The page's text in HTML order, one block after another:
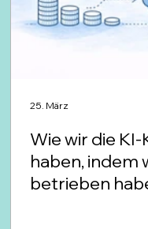
Wie wir die
haben, indem
betrieben
25. März